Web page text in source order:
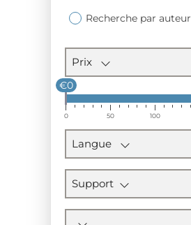
Recherche par auteur
Prix
€0
0 50 100
Langue
Support